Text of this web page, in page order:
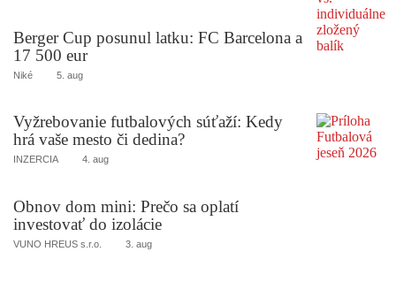
Berger Cup posunul latku: FC Barcelona a
17 500 eur
Niké 5. aug
Vyžrebovanie futbalových súťaží: Kedy
hrá vaše mesto či dedina?
INZERCIA 4. aug
Obnov dom mini: Prečo sa oplatí
investovať do izolácie
VUNO HREUS s.r.o. 3. aug